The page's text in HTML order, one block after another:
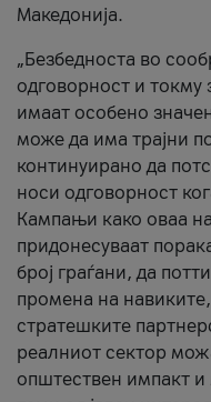
Македонија.
„Безбедноста во
одговорност и токму
имаат особено
може да има трајни
континуирано да
носи одговорност
Кампањи како оваа
придонесуваат
број граѓани, да
промена на
стратешките
реалниот сектор
општествен импакт